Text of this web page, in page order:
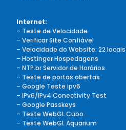
Internet:
– Teste de Velocidade
–Verificar Site Confiável
– Velocidade do Website: 22 locais
–Hostinger Hospedagens
– NTP.br Servidor de Horários
– Teste de portas abertas
– Google Teste ipv6
– IPv6/IPv4 Conectivity Test
– Google Passkeys
– Teste WebGL Cubo
– Teste WebGL Aquarium